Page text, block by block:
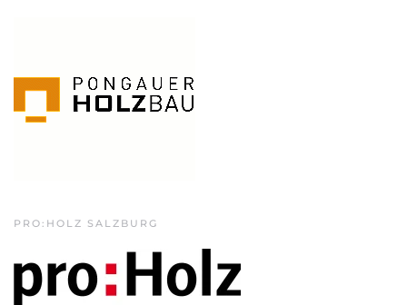
PRO:HOLZ SALZBURG